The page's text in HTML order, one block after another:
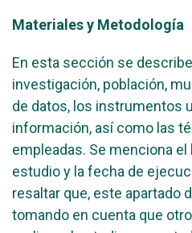
Materiales y Metodología
En esta sección se
investigación, población,
de datos, los instrumentos
información, así como las
empleadas. Se menciona el
estudio y la fecha de
resaltar que, este apartado
tomando en cuenta que